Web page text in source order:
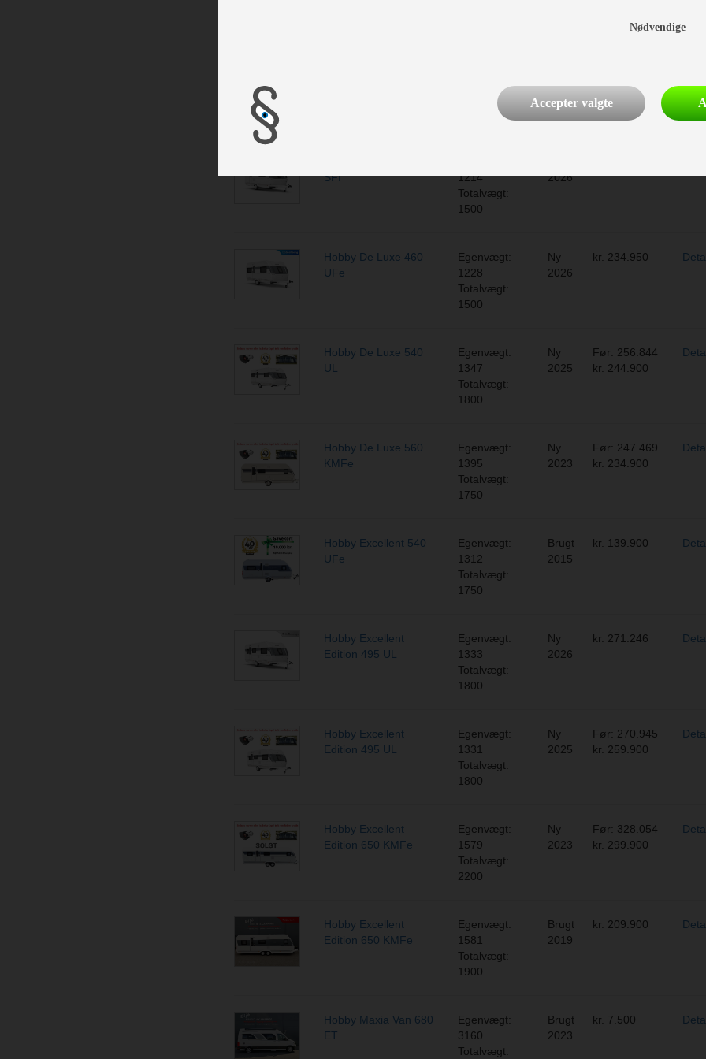
Totalvægt:
SFf
1214
Totalvægt:
1500
2026
Hobby De Luxe 460
UFe
Egenvægt:
1228
Totalvægt:
1500
Ny
2026
kr. 234.950
Hobby De Luxe 540
UL
Egenvægt:
1347
Totalvægt:
1800
Ny
2025
Før: 256.844
kr. 244.900
Hobby De Luxe 560
KMFe
Egenvægt:
1395
Totalvægt:
1750
Ny
2023
Før: 247.469
kr. 234.900
Hobby Excellent 540
UFe
Egenvægt:
1312
Totalvægt:
1750
Brugt
2015
kr. 139.900
Hobby Excellent
Edition 495 UL
Egenvægt:
1333
Totalvægt:
1800
Ny
2026
kr. 271.246
Hobby Excellent
Edition 495 UL
Egenvægt:
1331
Totalvægt:
1800
Ny
2025
Før: 270.945
kr. 259.900
Hobby Excellent
Edition 650 KMFe
Egenvægt:
1579
Totalvægt:
2200
Ny
2023
Før: 328.054
kr. 299.900
Hobby Excellent
Edition 650 KMFe
Egenvægt:
1581
Totalvægt:
1900
Brugt
2019
kr. 209.900
Hobby Maxia Van 680
ET
Egenvægt:
3160
Totalvægt:
Brugt
2023
kr. 7.500
Nødvendige
Accepter valgte